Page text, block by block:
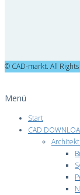
© CAD-markt. All
Menü
Start
CAD